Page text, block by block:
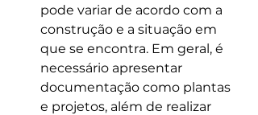
pode variar de acordo com a
construção e a situação em
que se encontra. Em geral, é
necessário apresentar
documentação como plantas
e projetos, além de realizar